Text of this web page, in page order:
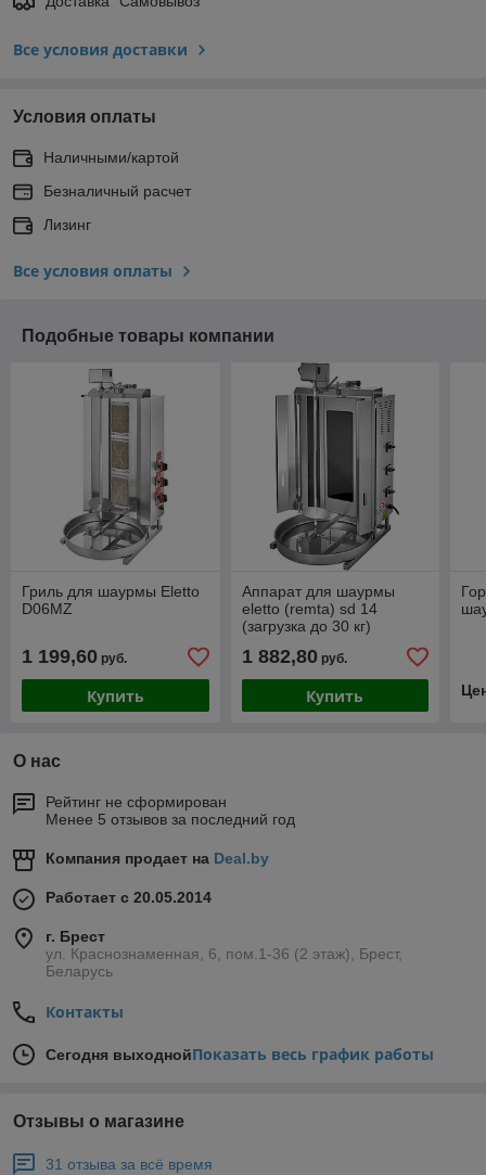
Все условия доставки
Условия оплаты
Наличными/картой
Безналичный расчет
Лизинг
Все условия оплаты
Подобные товары компании
Гриль для шаурмы Eletto
D06MZ
1 199,60 руб.
Купить
Аппарат для шаурмы
eletto (remta) sd 14
(загрузка до 30 кг)
1 882,80руб.
Купить
О нас
Рейтинг не сформирован
Менее 5 отзывов за последний год
Компания продает на Deal.by
Работает с 20.05.2014
г. Брест
ул. Краснознаменная, 6, пом.1-36 (2 этаж), Брест,
Беларусь
Контакты
Сегодня выходнойПоказать весь график работы
Отзывы о магазине
31 отзыва за всё время